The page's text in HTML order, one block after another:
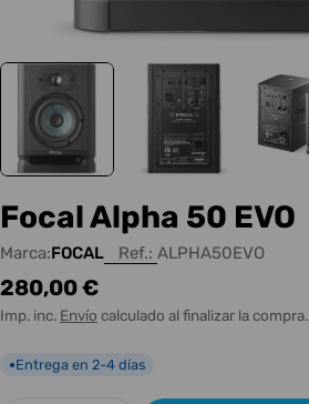
Focal Alpha 50 EVO
Marca:FOCAL Ref.: ALPHA50EVO
Precio
habitual
280,00 €
Imp. inc. Envío calculado al finalizar la compra.
●Entrega en 2-4 días